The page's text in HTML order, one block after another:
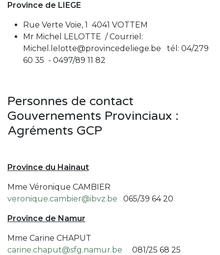
Province de LIEGE
Rue Verte Voie, 1 4041 VOTTEM
Mr Michel LELOTTE / Courriel:
Michel.lelotte@provincedeliege.be tél: 04/279
60 35 - 0497/89 11 82
Personnes de contact
Gouvernements Provinciaux :
Agréments GCP
Province du Hainaut
Mme Véronique CAMBIER
veronique.cambier@ibvz.be 065/39 64 20
Province de Namur
Mme Carine CHAPUT
carine.chaput@sfg.namur.be 081/25 68 25